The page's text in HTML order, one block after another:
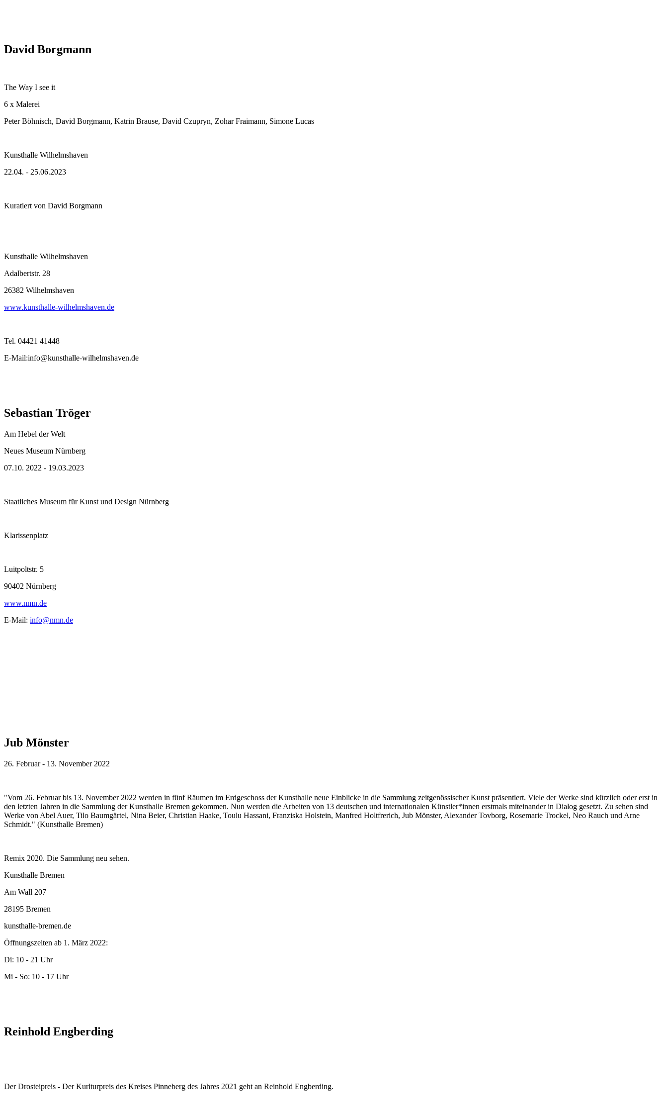
David Borgmann
The Way I see it
6 x Malerei
Peter Böhnisch, David Borgmann, Katrin Brause, David Czupryn, Zohar Fraimann, Simone Lucas
Kunsthalle Wilhelmshaven
22.04. - 25.06.2023
Kuratiert von David Borgmann
Kunsthalle Wilhelmshaven
Adalbertstr. 28
26382 Wilhelmshaven
www.kunsthalle-wilhelmshaven.de
Tel. 04421 41448
E-Mail:info@kunsthalle-wilhelmshaven.de
Sebastian Tröger
Am Hebel der Welt
Neues Museum Nürnberg
07.10. 2022 - 19.03.2023
Staatliches Museum für Kunst und Design Nürnberg
Klarissenplatz
Luitpoltstr. 5
90402 Nürnberg
www.nmn.de
E-Mail: info@nmn.de
Jub Mönster
26. Februar - 13. November 2022
"Vom 26. Februar bis 13. November 2022 werden in fünf Räumen im Erdgeschoss der Kunsthalle neue Einblicke in die Sammlung zeitgenössischer Kunst präsentiert. Viele der Werke sind kürzlich oder erst in
den letzten Jahren in die Sammlung der Kunsthalle Bremen gekommen. Nun werden die Arbeiten von 13 deutschen und internationalen Künstler*innen erstmals miteinander in Dialog gesetzt. Zu sehen sind
Werke von Abel Auer, Tilo Baumgärtel, Nina Beier, Christian Haake, Toulu Hassani, Franziska Holstein, Manfred Holtfrerich, Jub Mönster, Alexander Tovborg, Rosemarie Trockel, Neo Rauch und Arne
Schmidt." (Kunsthalle Bremen)
Remix 2020. Die Sammlung neu sehen.
Kunsthalle Bremen
Am Wall 207
28195 Bremen
kunsthalle-bremen.de
Öffnungszeiten ab 1. März 2022:
Di: 10 - 21 Uhr
Mi - So: 10 - 17 Uhr
Reinhold Engberding
Der Drosteipreis - Der Kurlturpreis des Kreises Pinneberg des Jahres 2021 geht an Reinhold Engberding.